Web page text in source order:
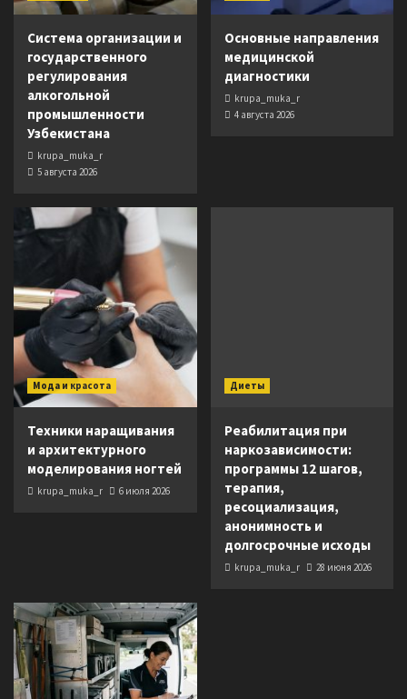
Система организации и
государственного
регулирования
алкогольной
промышленности
Узбекистана
krupa_muka_r
5 августа 2026
Основные направления
медицинской
диагностики
krupa_muka_r
4 августа 2026
Мода и красота
Техники наращивания
и архитектурного
моделирования ногтей
krupa_muka_r 6 июля 2026
Диеты
Реабилитация при
наркозависимости:
программы 12 шагов,
терапия,
ресоциализация,
анонимность и
долгосрочные исходы
krupa_muka_r 28 июня 2026